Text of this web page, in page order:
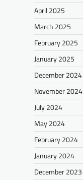
April 2025
March 2025
February 2025
January 2025
December 2024
November 2024
July 2024
May 2024
February 2024
January 2024
December 2023